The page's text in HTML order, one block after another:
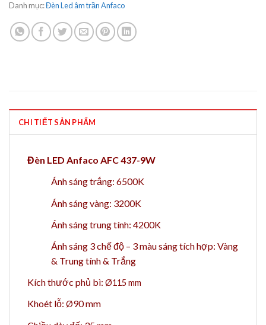
Danh mục:Đèn Led âm trần Anfaco
CHI TIẾT SẢN PHẨM
Đèn LED Anfaco AFC 437-9W
Ánh sáng trắng: 6500K
Ánh sáng vàng: 3200K
Ánh sáng trung tính: 4200K
Ánh sáng 3 chế độ – 3 màu sáng tích hợp: Vàng
& Trung tính & Trắng
Kích thước phủ bì: Ø115 mm
Khoét lỗ: Ø90 mm